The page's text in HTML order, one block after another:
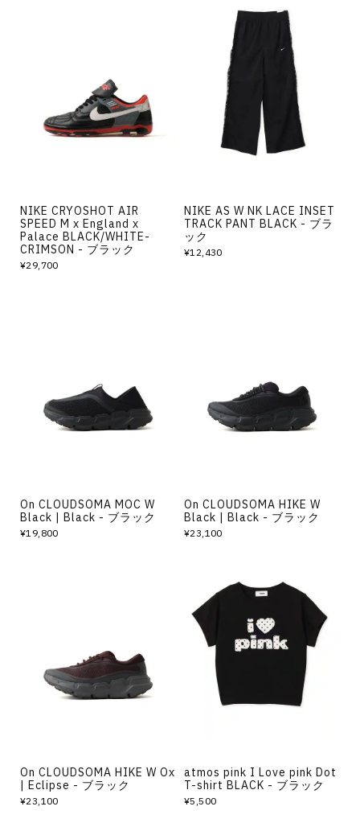
NIKE CRYOSHOT AIR
SPEED M x England x
Palace BLACK/WHITE-
CRIMSON - ブラック
¥29,700
NIKE AS W NK LACE INSET
TRACK PANT BLACK - ブラ
ック
¥12,430
On CLOUDSOMA MOC W
Black | Black - ブラック
¥19,800
On CLOUDSOMA HIKE W
Black | Black - ブラック
¥23,100
On CLOUDSOMA HIKE W Ox
| Eclipse - ブラック
¥23,100
atmos pink I Love pink Dot
T-shirt BLACK - ブラック
¥5,500